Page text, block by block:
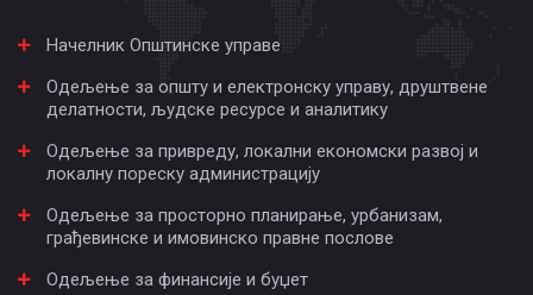
Начелник Општинске управе
Одељење за општу и електронску управу, друштвене
делатности, људске ресурсе и аналитику
Одељење за привреду, локални економски развој и
локалну пореску администрацију
Одељење за просторно планирање, урбанизам,
грађевинске и имовинско правне послове
Одељење за финансије и буџет